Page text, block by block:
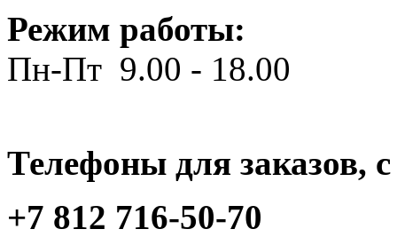
Режим работы:
Пн-Пт 9.00 - 18.00
Телефоны для заказов,
+7 812 716-50-70